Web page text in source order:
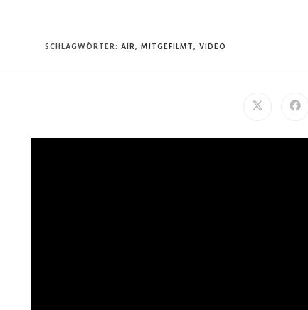
SCHLAGWÖRTER: AIR, MITGEFILMT, VIDEO